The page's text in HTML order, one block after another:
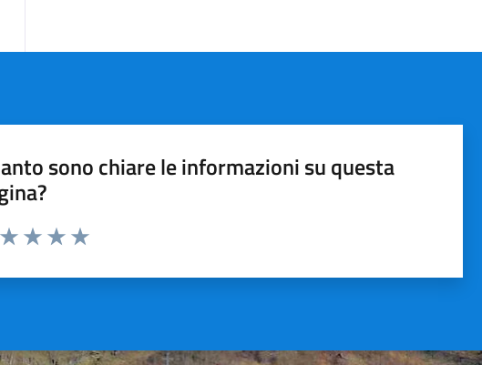
sono chiare le informazioni su questa
da 1 a 5 stelle la pagina